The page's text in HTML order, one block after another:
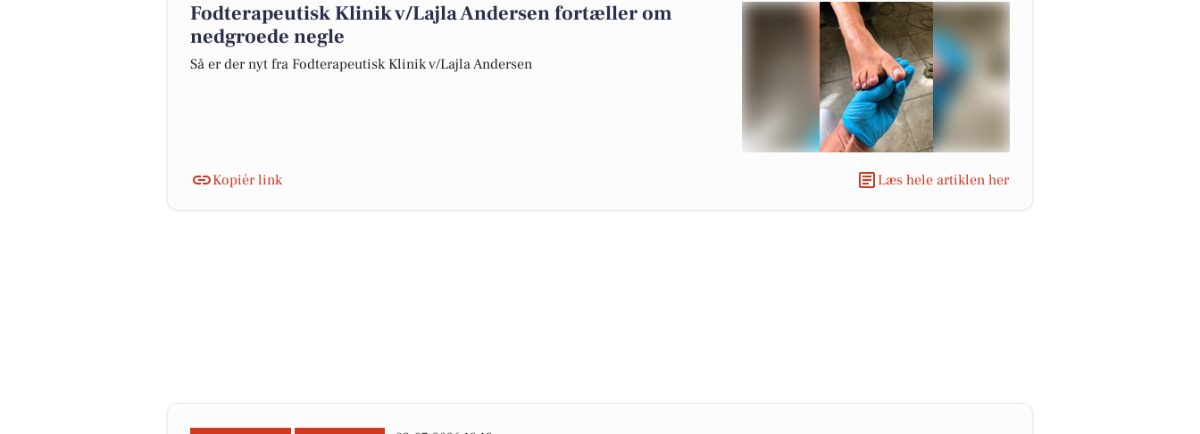
Fodterapeutisk Klinik v/Lajla Andersen fortæller om
nedgroede negle
Så er der nyt fra Fodterapeutisk Klinik v/Lajla Andersen
Kopiér link Læs hele artiklen her